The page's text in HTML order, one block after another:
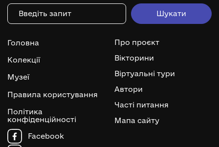
Головна
Колекції
Музеї
Правила користування
Політика
конфіденційності
Про проєкт
Вікторини
Віртуальні тури
Автори
Часті питання
Мапа сайту
Facebook